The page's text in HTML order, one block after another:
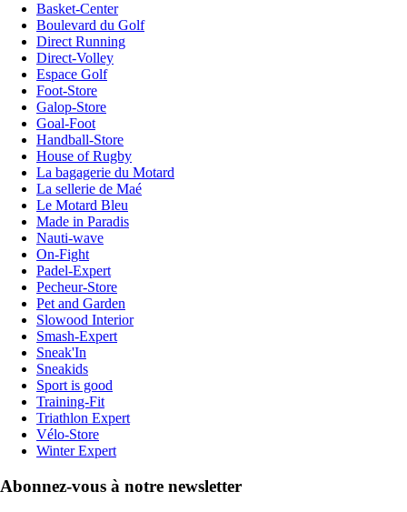
Basket-Center
Boulevard du Golf
Direct Running
Direct-Volley
Espace Golf
Foot-Store
Galop-Store
Goal-Foot
Handball-Store
House of Rugby
La bagagerie du Motard
La sellerie de Maé
Le Motard Bleu
Made in Paradis
Nauti-wave
On-Fight
Padel-Expert
Pecheur-Store
Pet and Garden
Slowood Interior
Smash-Expert
Sneak'In
Sneakids
Sport is good
Training-Fit
Triathlon Expert
Vélo-Store
Winter Expert
Abonnez-vous à notre newsletter